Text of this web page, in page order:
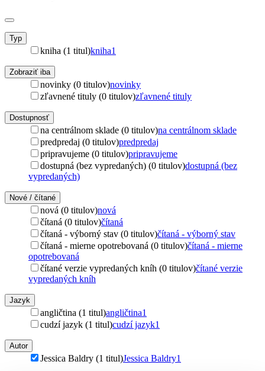
Typ
kniha (1 titul)kniha1
Zobraziť iba
novinky (0 titulov)novinky
zľavnené tituly (0 titulov)zľavnené tituly
Dostupnosť
na centrálnom sklade (0 titulov)na centrálnom sklade
predpredaj (0 titulov)predpredaj
pripravujeme (0 titulov)pripravujeme
dostupná (bez vypredaných) (0 titulov)dostupná (bez
vypredaných)
Nové / čítané
nová (0 titulov)nová
čítaná (0 titulov)čítaná
čítaná - výborný stav (0 titulov)čítaná - výborný stav
čítaná - mierne opotrebovaná (0 titulov)čítaná - mierne
opotrebovaná
čítané verzie vypredaných kníh (0 titulov)čítané verzie
vypredaných kníh
Jazyk
angličtina (1 titul)angličtina1
cudzí jazyk (1 titul)cudzí jazyk1
Autor
Jessica Baldry (1 titul)Jessica Baldry1